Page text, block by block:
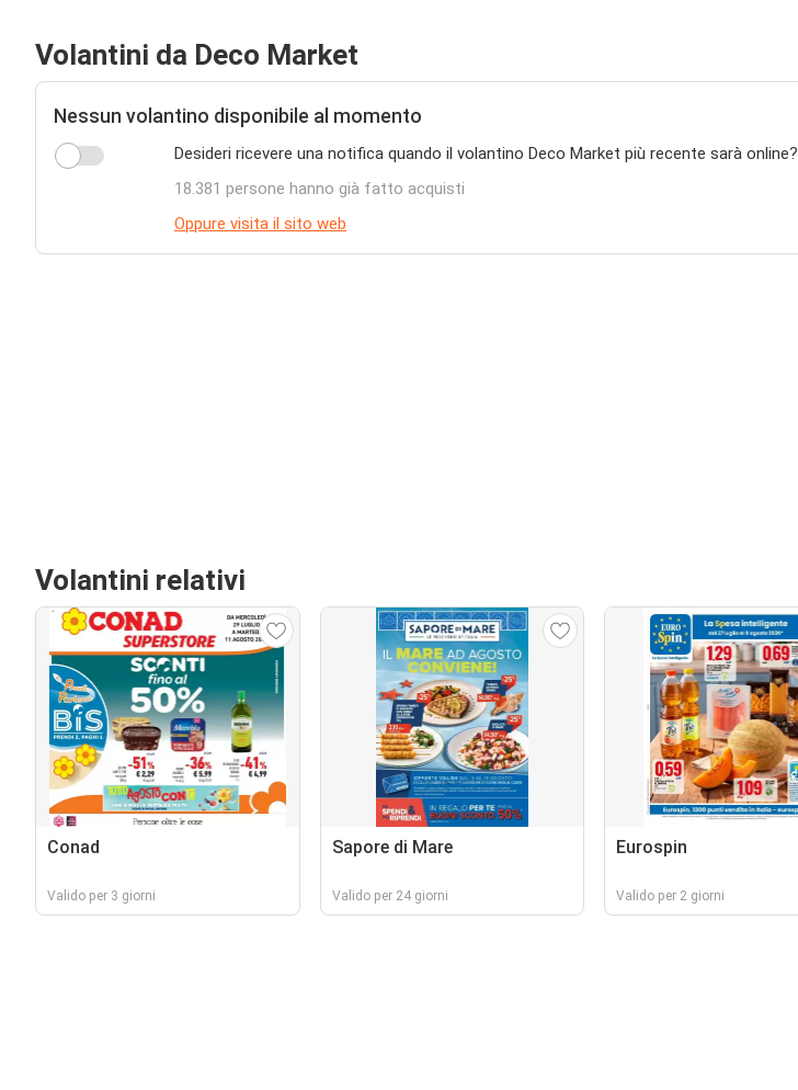
Volantini da Deco Market
Nessun volantino disponibile al momento
Desideri ricevere una notifica quando il volantino Deco Market più recente sarà online?
18.381 persone hanno già fatto acquisti
Oppure visita il sito web
Volantini relativi
Conad
Valido per 3 giorni
Sapore di Mare
Valido per 24 giorni
Eurospin
Valido per 2 giorni